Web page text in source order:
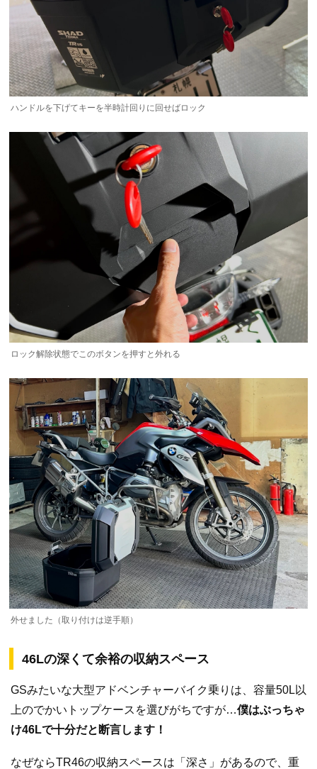
ハンドルを下げてキーを半時計回りに回せばロック
ロック解除状態でこのボタンを押すと外れる
外せました（取り付けは逆手順）
46Lの深くて余裕の収納スペース
GSみたいな大型アドベンチャーバイク乗りは、容量50L以
上のでかいトップケースを選びがちですが…僕はぶっちゃ
け46Lで十分だと断言します！
なぜならTR46の収納スペースは「深さ」があるので、重